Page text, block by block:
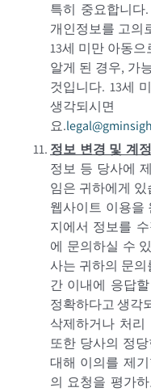
특히 중요합니다
개인정보를 고의
13세 미만 아동
알게 된 경우, 가
것입니다. 13세
생각되시
요.
정보 변경 및 계
정보 등 당사에
임은 귀하에게
웹사이트 이용을
지에서 정보를
에 문의하실 수
사는 귀하의 문의
간 이내에 응답
정확하다고 생각
삭제하거나 처
또한 당사의 정
대해 이의를 제
의 요청을 평가